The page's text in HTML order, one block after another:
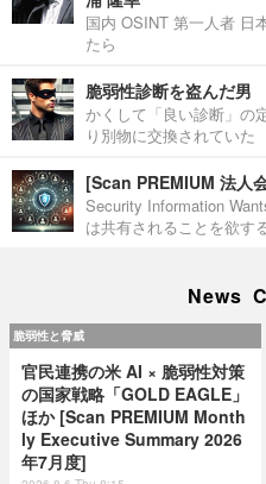
国内 OSINT 第一人者 日
たら
脆弱性診断を盗んだ男
かくして「良い診断」の
り別物に交換されていた
[Scan PREMIUM 法人
Security Information
は共有されることを欲す
News
脆弱性と脅威
官民連携の米 AI × 脆弱性対策
の国家戦略「GOLD EAGLE」
ほか [Scan PREMIUM Month
ly Executive Summary 2026
年7月度]